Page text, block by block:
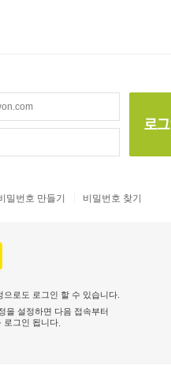
밀번호 만들기 비밀번호 찾기
로도 로그인 할 수 있습니다.
을 설정하면 다음 접속부터
로그인 됩니다